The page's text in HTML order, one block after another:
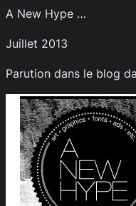
A New Hype …
Juillet 2013
Parution dans le blog